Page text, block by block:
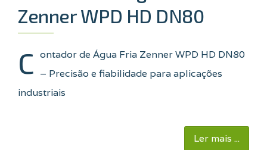
Zenner WPD HD DN80
C ontador de Água Fria Zenner WPD HD DN80
– Precisão e fiabilidade para aplicações
industriais
Ler mais ...